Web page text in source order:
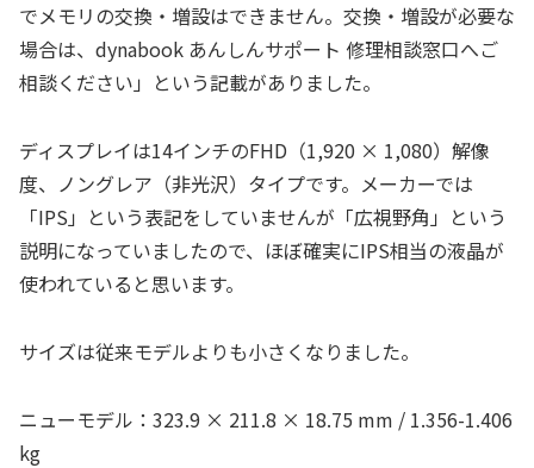
でメモリの交換・増設はできません。交換・増設が必要な
場合は、dynabook あんしんサポート 修理相談窓口へご
相談ください」という記載がありました。
ディスプレイは14インチのFHD（1,920 × 1,080）解像
度、ノングレア（非光沢）タイプです。メーカーでは
「IPS」という表記をしていませんが「広視野角」という
説明になっていましたので、ほぼ確実にIPS相当の液晶が
使われていると思います。
サイズは従来モデルよりも小さくなりました。
ニューモデル：323.9 × 211.8 × 18.75 mm / 1.356-1.406
kg